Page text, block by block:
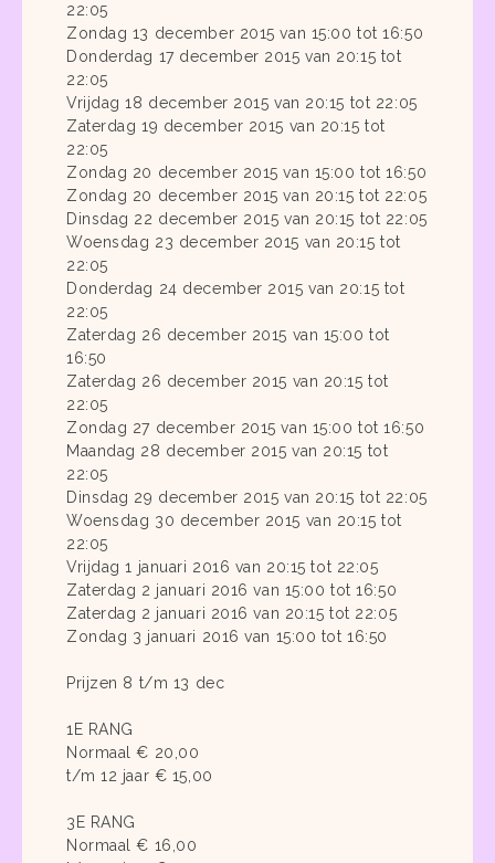
22:05
Zondag 13 december 2015 van 15:00 tot 16:50
Donderdag 17 december 2015 van 20:15 tot
22:05
Vrijdag 18 december 2015 van 20:15 tot 22:05
Zaterdag 19 december 2015 van 20:15 tot
22:05
Zondag 20 december 2015 van 15:00 tot 16:50
Zondag 20 december 2015 van 20:15 tot 22:05
Dinsdag 22 december 2015 van 20:15 tot 22:05
Woensdag 23 december 2015 van 20:15 tot
22:05
Donderdag 24 december 2015 van 20:15 tot
22:05
Zaterdag 26 december 2015 van 15:00 tot
16:50
Zaterdag 26 december 2015 van 20:15 tot
22:05
Zondag 27 december 2015 van 15:00 tot 16:50
Maandag 28 december 2015 van 20:15 tot
22:05
Dinsdag 29 december 2015 van 20:15 tot 22:05
Woensdag 30 december 2015 van 20:15 tot
22:05
Vrijdag 1 januari 2016 van 20:15 tot 22:05
Zaterdag 2 januari 2016 van 15:00 tot 16:50
Zaterdag 2 januari 2016 van 20:15 tot 22:05
Zondag 3 januari 2016 van 15:00 tot 16:50
Prijzen 8 t/m 13 dec
1E RANG
Normaal € 20,00
t/m 12 jaar € 15,00
3E RANG
Normaal € 16,00